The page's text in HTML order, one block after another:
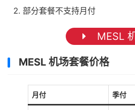
部分套餐不支持月付
MESL
MESL 机场套餐价格
月付 季付